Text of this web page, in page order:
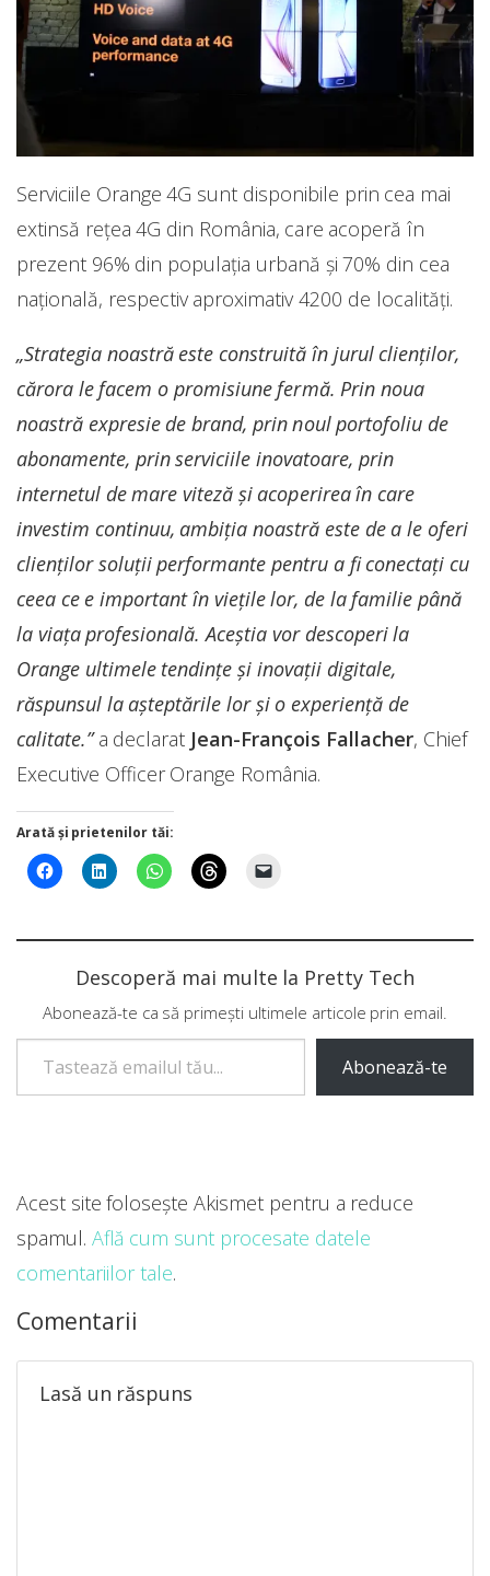
Serviciile Orange 4G sunt disponibile prin cea mai
extinsă rețea 4G din România, care acoperă în
prezent 96% din populația urbană și 70% din cea
națională, respectiv aproximativ 4200 de localități.
„Strategia noastră este construită în jurul clienților,
cărora le facem o promisiune fermă. Prin noua
noastră expresie de brand, prin noul portofoliu de
abonamente, prin serviciile inovatoare, prin
internetul de mare viteză și acoperirea în care
investim continuu, ambiția noastră este de a le oferi
clienților soluții performante pentru a fi conectați cu
ceea ce e important în viețile lor, de la familie până
la viața profesională. Aceștia vor descoperi la
Orange ultimele tendințe și inovații digitale,
răspunsul la așteptările lor și o experiență de
calitate.”a declarat Jean-François Fallacher, Chief
Executive Officer Orange România.
Arată și prietenilor tăi:
Descoperă mai multe la Pretty Tech
Abonează-te ca să primești ultimele articole prin email.
Tastează emailul tău...
Abonează-te
Comentarii
Lasă un răspuns
Acest site folosește Akismet pentru a reduce
spamul. Află cum sunt procesate datele
comentariilor tale.